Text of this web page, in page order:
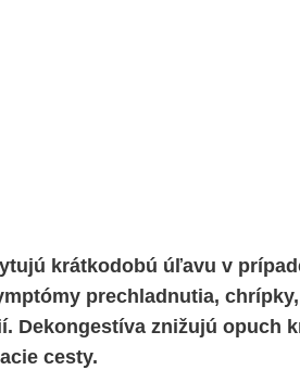
krátkodobú úľavu v
prechladnutia,
Dekongestíva znižujú opuch
cesty.